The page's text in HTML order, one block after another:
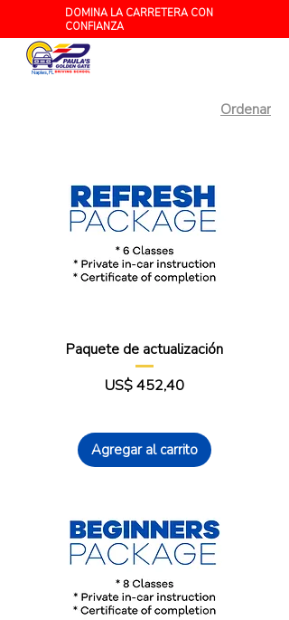
DOMINA LA CARRETERA CON
CONFIANZA
Naples, FL
Ordenar
Paquete de actualización
Precio
US$ 452,40
Agregar al carrito